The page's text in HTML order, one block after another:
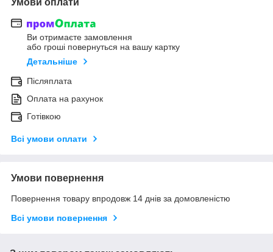
Ви отримаєте замовлення
або гроші повернуться на вашу картку
Детальніше
Післяплата
Оплата на рахунок
Готівкою
Всі умови оплати
Умови повернення
Повернення товару впродовж 14 днів за домовленістю
Всі умови повернення